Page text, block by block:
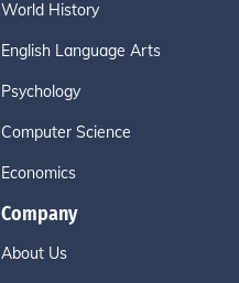
World History
English Language Arts
Psychology
Computer Science
Economics
Company
About Us